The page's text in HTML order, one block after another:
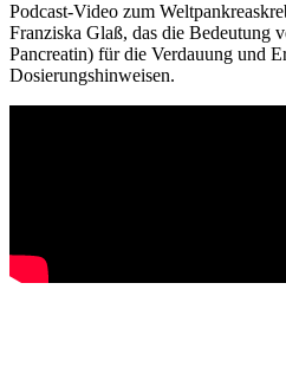
Podcast-Video zum
Franziska Glaß, das die Bedeutung
Pancreatin) für die Verdauung und
Dosierungshinweisen.